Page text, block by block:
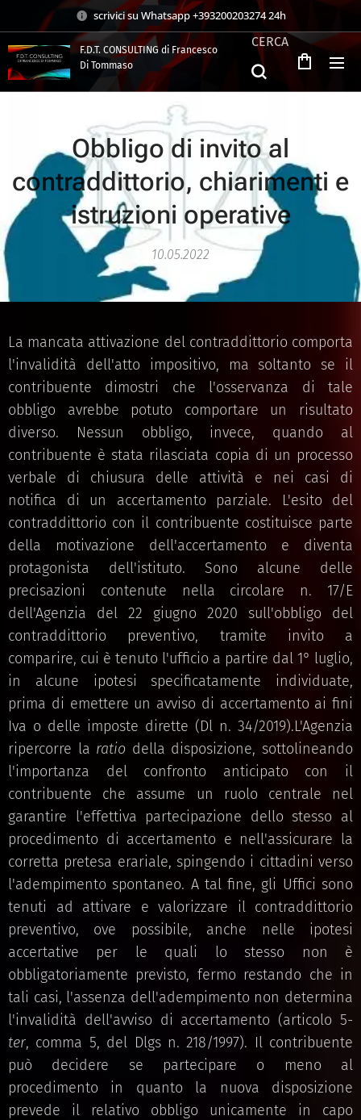
scrivici su Whatsapp +393200203274 24h
F.D.T. CONSULTING di Francesco
Di Tommaso
CERCA
Obbligo di invito al
contraddittorio, chiarimenti e
istruzioni operative
10.05.2022
La mancata attivazione del contraddittorio comporta
l'invalidità dell'atto impositivo, ma soltanto se il
contribuente dimostri che l'osservanza di tale
obbligo avrebbe potuto comportare un risultato
diverso. Nessun obbligo, invece, quando al
contribuente è stata rilasciata copia di un processo
verbale di chiusura delle attività e nei casi di
notifica di un accertamento parziale. L'esito del
contraddittorio con il contribuente costituisce parte
della motivazione dell'accertamento e diventa
protagonista dell'istituto. Sono alcune delle
precisazioni contenute nella circolare n. 17/E
dell'Agenzia del 22 giugno 2020 sull'obbligo del
contraddittorio preventivo, tramite invito a
comparire, cui è tenuto l'ufficio a partire dal 1° luglio,
in alcune ipotesi specificatamente individuate,
prima di emettere un avviso di accertamento ai fini
Iva o delle imposte dirette (Dl n. 34/2019).L'Agenzia
ripercorre la ratio della disposizione, sottolineando
l'importanza del confronto anticipato con il
contribuente che assume un ruolo centrale nel
garantire l'effettiva partecipazione dello stesso al
procedimento di accertamento e nell'assicurare la
corretta pretesa erariale, spingendo i cittadini verso
l'adempimento spontaneo. A tal fine, gli Uffici sono
tenuti ad attivare e valorizzare il contraddittorio
preventivo, ove possibile, anche nelle ipotesi
accertative per le quali lo stesso non è
obbligatoriamente previsto, fermo restando che in
tali casi, l'assenza dell'adempimento non determina
l'invalidità dell'avviso di accertamento (articolo 5-
ter, comma 5, del Dlgs n. 218/1997). Il contribuente
può decidere se partecipare o meno al
procedimento in quanto la nuova disposizione
prevede il relativo obbligo unicamente in capo